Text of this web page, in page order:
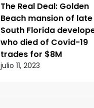
The Real Deal: Golden
Beach mansion of late
South Florida
who died of Covid-19
trades for $8M
julio 11, 2023